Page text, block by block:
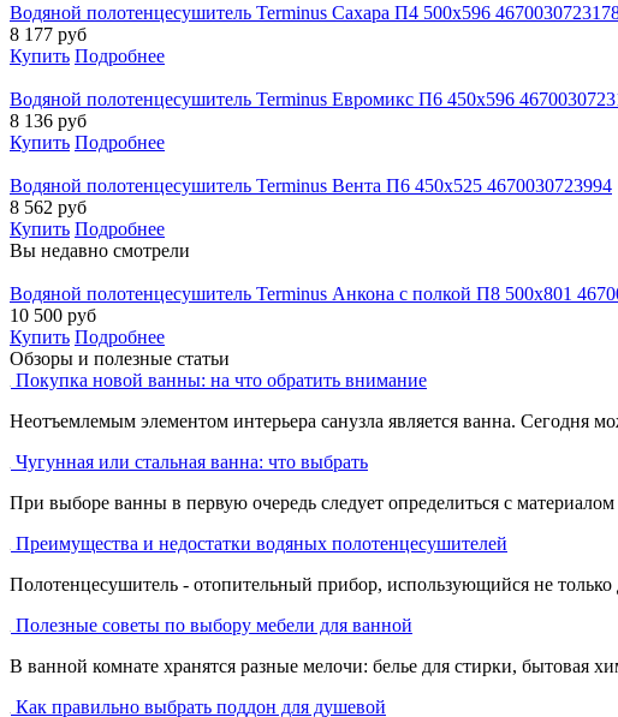
Водяной полотенцесушитель Terminus Сахара П4 500х596
8 177 руб
Купить Подробнее
Водяной полотенцесушитель Terminus Евромикс П6 450х596
8 136 руб
Купить Подробнее
Водяной полотенцесушитель Terminus Вента П6 450х525 4670030723994
8 562 руб
Купить Подробнее
Вы недавно смотрели
Водяной полотенцесушитель Terminus Анкона с полкой П8 500х801
10 500 руб
Купить Подробнее
Обзоры и полезные статьи
Покупка новой ванны: на что обратить внимание
Неотъемлемым элементом интерьера санузла является ванна. Сегодня
Чугунная или стальная ванна: что выбрать
При выборе ванны в первую очередь следует определиться с
Преимущества и недостатки водяных полотенцесушителей
Полотенцесушитель - отопительный прибор, использующийся не только
Полезные советы по выбору мебели для ванной
В ванной комнате хранятся разные мелочи: белье для стирки, бытовая
Как правильно выбрать поддон для душевой